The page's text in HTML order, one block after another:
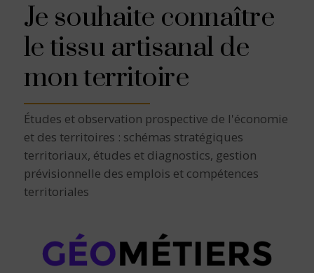
Je souhaite connaître
le tissu artisanal de
mon territoire
Études et observation prospective de l'économie
et des territoires : schémas stratégiques
territoriaux, études et diagnostics, gestion
prévisionnelle des emplois et compétences
territoriales